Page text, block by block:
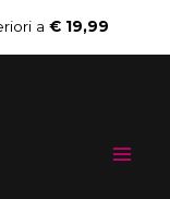
a € 19,99